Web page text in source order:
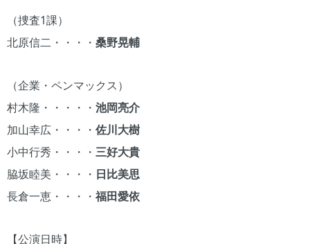
（捜査1課）
北原信二・・・・ 桑野晃輔
（企業・ペンマックス）
村木隆・・・・・ 池岡亮介
加山幸広・・・・ 佐川大樹
小中行秀・・・・ 三好大貴
脇坂睦美・・・・ 日比美思
長倉一恵・・・・ 福田愛依
【公演日時】